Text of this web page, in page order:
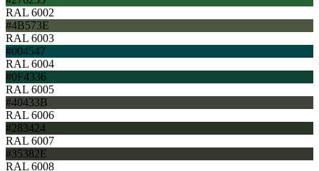
RAL 6002
#4B573E
RAL 6003
#004547
RAL 6004
#0F4336
RAL 6005
#40433B
RAL 6006
#283424
RAL 6007
#35382E
RAL 6008